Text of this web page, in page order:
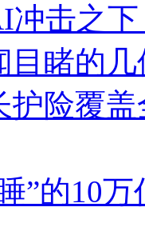
冲击之
目睹的
护险覆
”的10